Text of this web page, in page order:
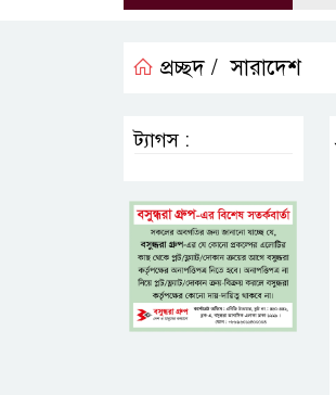
প্রচ্ছদ / সারাদেশ
ট্যাগস :